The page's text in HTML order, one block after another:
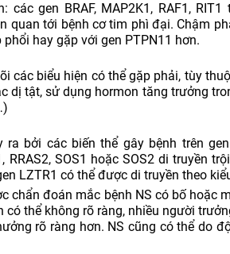
các gen BRAF, MAP2K1, RAF1,
quan tới bệnh cơ tim phì đại. Chậm
phổi hay gặp với gen PTPN11 hơn.
các biểu hiện có thể gặp phải, tùy
dị tật, sử dụng hormon tăng trưởng
bởi các biến thể gây bệnh trên gen
RRAS2, SOS1 hoặc SOS2 di truyền
LZTR1 có thể được di truyền theo
chẩn đoán mắc bệnh NS có bố hoặc
có thể không rõ ràng, nhiều người
rõ ràng hơn. NS cũng có thể do